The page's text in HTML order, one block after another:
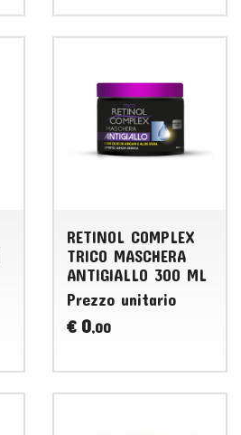
RETINOL COMPLEX
TRICO MASCHERA
ANTIGIALLO 300 ML
Prezzo unitario
€ 0,00